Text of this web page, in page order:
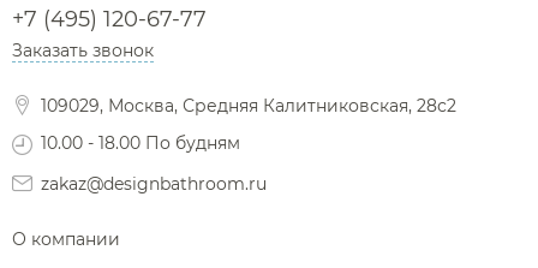
+7 (495) 120-67-77
Заказать звонок
109029, Москва, Средняя Калитниковская, 28с2
10.00 - 18.00 По будням
zakaz@designbathroom.ru
О компании